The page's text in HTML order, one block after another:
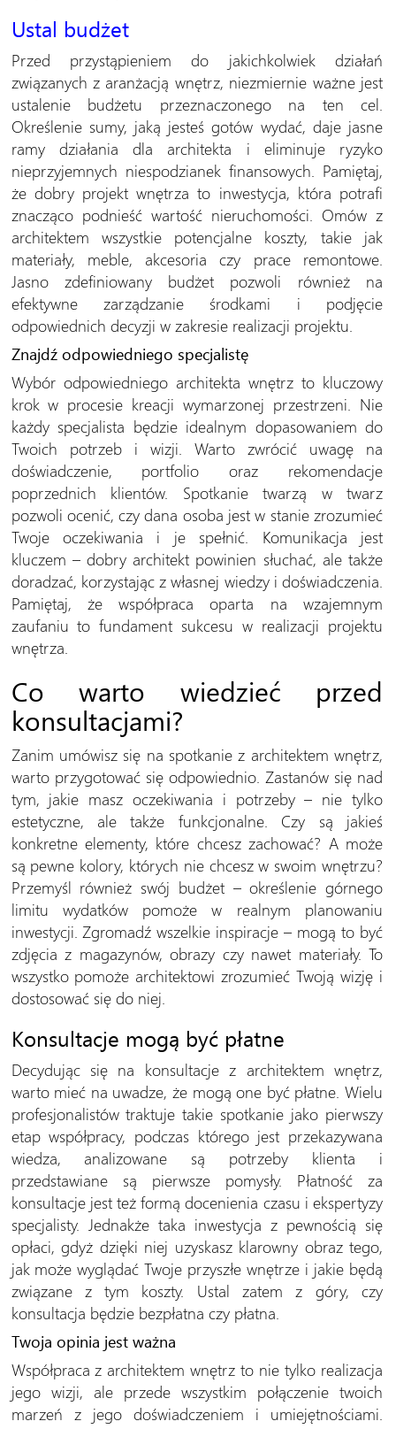
Ustal budżet
Przed przystąpieniem do jakichkolwiek działań
związanych z aranżacją wnętrz, niezmiernie ważne jest
ustalenie budżetu przeznaczonego na ten cel.
Określenie sumy, jaką jesteś gotów wydać, daje jasne
ramy działania dla architekta i eliminuje ryzyko
nieprzyjemnych niespodzianek finansowych. Pamiętaj,
że dobry projekt wnętrza to inwestycja, która potrafi
znacząco podnieść wartość nieruchomości. Omów z
architektem wszystkie potencjalne koszty, takie jak
materiały, meble, akcesoria czy prace remontowe.
Jasno zdefiniowany budżet pozwoli również na
efektywne zarządzanie środkami i podjęcie
odpowiednich decyzji w zakresie realizacji projektu.
Znajdź odpowiedniego specjalistę
Wybór odpowiedniego architekta wnętrz to kluczowy
krok w procesie kreacji wymarzonej przestrzeni. Nie
każdy specjalista będzie idealnym dopasowaniem do
Twoich potrzeb i wizji. Warto zwrócić uwagę na
doświadczenie, portfolio oraz rekomendacje
poprzednich klientów. Spotkanie twarzą w twarz
pozwoli ocenić, czy dana osoba jest w stanie zrozumieć
Twoje oczekiwania i je spełnić. Komunikacja jest
kluczem – dobry architekt powinien słuchać, ale także
doradzać, korzystając z własnej wiedzy i doświadczenia.
Pamiętaj, że współpraca oparta na wzajemnym
zaufaniu to fundament sukcesu w realizacji projektu
wnętrza.
Co warto wiedzieć przed
konsultacjami?
Zanim umówisz się na spotkanie z architektem wnętrz,
warto przygotować się odpowiednio. Zastanów się nad
tym, jakie masz oczekiwania i potrzeby – nie tylko
estetyczne, ale także funkcjonalne. Czy są jakieś
konkretne elementy, które chcesz zachować? A może
są pewne kolory, których nie chcesz w swoim wnętrzu?
Przemyśl również swój budżet – określenie górnego
limitu wydatków pomoże w realnym planowaniu
inwestycji. Zgromadź wszelkie inspiracje – mogą to być
zdjęcia z magazynów, obrazy czy nawet materiały. To
wszystko pomoże architektowi zrozumieć Twoją wizję i
dostosować się do niej.
Konsultacje mogą być płatne
Decydując się na konsultacje z architektem wnętrz,
warto mieć na uwadze, że mogą one być płatne. Wielu
profesjonalistów traktuje takie spotkanie jako pierwszy
etap współpracy, podczas którego jest przekazywana
wiedza, analizowane są potrzeby klienta i
przedstawiane są pierwsze pomysły. Płatność za
konsultacje jest też formą docenienia czasu i ekspertyzy
specjalisty. Jednakże taka inwestycja z pewnością się
opłaci, gdyż dzięki niej uzyskasz klarowny obraz tego,
jak może wyglądać Twoje przyszłe wnętrze i jakie będą
związane z tym koszty. Ustal zatem z góry, czy
konsultacja będzie bezpłatna czy płatna.
Twoja opinia jest ważna
Współpraca z architektem wnętrz to nie tylko realizacja
jego wizji, ale przede wszystkim połączenie twoich
marzeń z jego doświadczeniem i umiejętnościami.